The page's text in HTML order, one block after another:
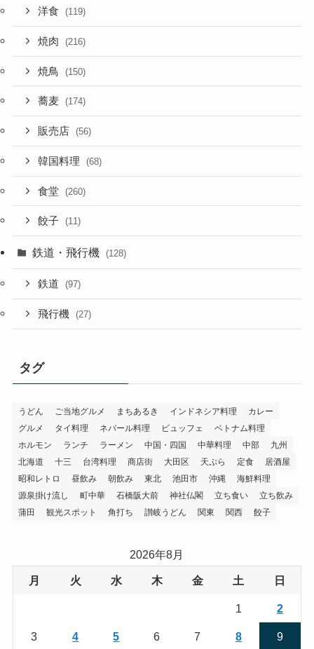
洋食 (119)
焼肉 (216)
焼鳥 (150)
蕎麦 (174)
販売店 (56)
韓国料理 (68)
食堂 (260)
餃子 (11)
鉄道・飛行機 (128)
鉄道 (97)
飛行機 (27)
タグ
うどん ご当地グルメ まちあるき インドネシア料理
カレー
グルメ
タイ料理 ネパール料理 ビュッフェ
ベトナム料理
ホルモン
ランチ ラーメン 中国・四国 中華料理 中部
九州
北海道
十三 台湾料理 商店街 大田区 天ぷら 定食
居酒屋
昭和レトロ
昼飲み 朝飲み 東北 池田市 沖縄
海鮮料理
源泉掛け流し
町中華 石橋阪大前 神社仏閣 立ち食い
立ち飲み
蒲田
観光スポット 角打ち 讃岐うどん 関東 関西 餃子
2026年8月
月 火 水 木 金 土 日
1 2
3 4 5 6 7 8 9